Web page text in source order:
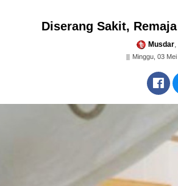
Diserang Sakit,
Musdar
Minggu, 03